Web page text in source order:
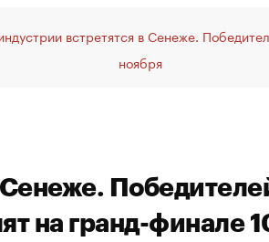
встретятся в Сенеже.
ноября
на гранд-финале